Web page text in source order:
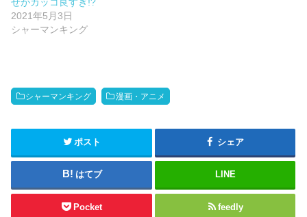
2021年5月3日
シャーマンキング
シャーマンキング 漫画・アニメ
ポスト シェア
はてブ LINE
Pocket feedly